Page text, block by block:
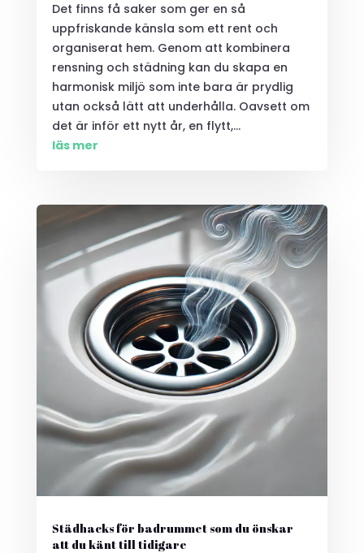
Det finns få saker som ger en så
uppfriskande känsla som ett rent och
organiserat hem. Genom att kombinera
rensning och städning kan du skapa en
harmonisk miljö som inte bara är prydlig
utan också lätt att underhålla. Oavsett om
det är inför ett nytt år, en flytt,...
läs mer
Städhacks för badrummet som du önskar
att du känt till tidigare